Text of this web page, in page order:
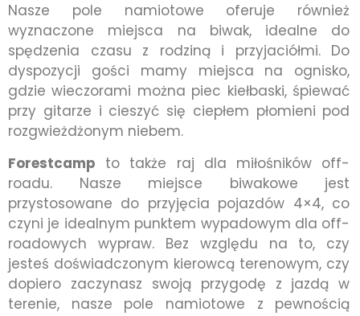
Nasze pole namiotowe oferuje również
wyznaczone miejsca na biwak, idealne do
spędzenia czasu z rodziną i przyjaciółmi. Do
dyspozycji gości mamy miejsca na ognisko,
gdzie wieczorami można piec kiełbaski, śpiewać
przy gitarze i cieszyć się ciepłem płomieni pod
rozgwieżdżonym niebem.
Forestcamp to także raj dla miłośników off-
roadu. Nasze miejsce biwakowe jest
przystosowane do przyjęcia pojazdów 4×4, co
czyni je idealnym punktem wypadowym dla off-
roadowych wypraw. Bez względu na to, czy
jesteś doświadczonym kierowcą terenowym, czy
dopiero zaczynasz swoją przygodę z jazdą w
terenie, nasze pole namiotowe z pewnością